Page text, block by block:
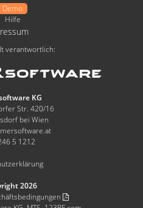
Demo
Hilfe
verantwortlich:
KG
Str. 420/16
bei Wien
5 1212
2026